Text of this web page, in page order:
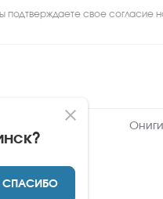
подтверждаете свое согласие
?
СПАСИБО